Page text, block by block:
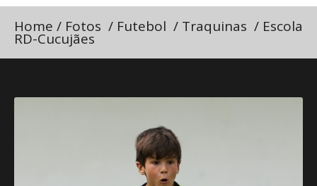
Home / Fotos / Futebol / Traquinas / Escola
RD-Cucujães